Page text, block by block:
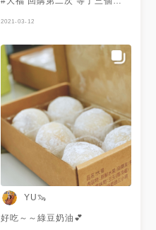
2021-03-12
YU🦦
好吃～～綠豆奶油💕